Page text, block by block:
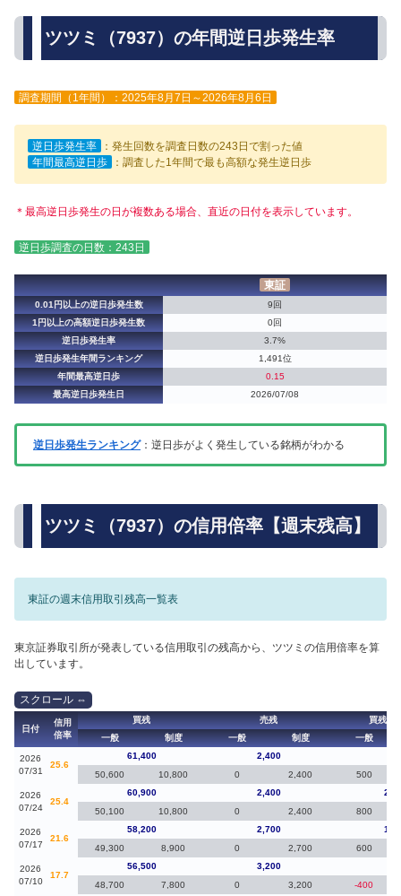
ツツミ（7937）の年間逆日歩発生率
調査期間（1年間）：2025年8月7日～2026年8月6日
逆日歩発生率
：発生回数を調査日数の243日で割った値
年間最高逆日歩
：調査した1年間で最も高額な発生逆日歩
＊最高逆日歩発生の日が複数ある場合、直近の日付を表示しています。
逆日歩調査の日数：243日
東証
0.01円以上の逆日歩発生数
9回
1円以上の高額逆日歩発生数
0回
逆日歩発生率
3.7%
逆日歩発生年間ランキング
1,491位
年間最高逆日歩
0.15
最高逆日歩発生日
2026/07/08
逆日歩発生ランキング：逆日歩がよく発生している銘柄がわかる
ツツミ（7937）の信用倍率【週末残高】
東証の週末信用取引残高一覧表
東京証券取引所が発表している信用取引の残高から、ツツミの信用倍率を算
出しています。
日付
信用
倍率
買残 売残
買残（
一般
制度 一般 制度 一般
2026
07/31
25.6
61,400 2,400
50,600
10,800 0 2,400 500
2026
07/24
25.4
60,900 2,400
50,100
10,800 0 2,400 800
2026
07/17
21.6
58,200 2,700
49,300
8,900 0 2,700 600
2026
07/10
17.7
56,500 3,200
48,700
7,800 0 3,200 -400